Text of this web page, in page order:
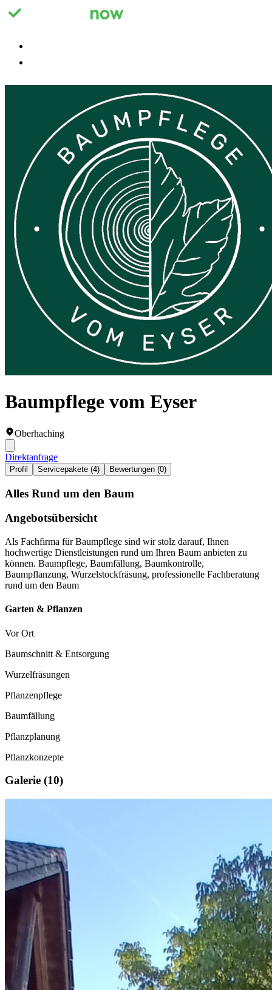
Baumpflege vom Eyser
Oberhaching
Direktanfrage
Profil Servicepakete (4) Bewertungen (0)
Alles Rund um den Baum
Angebotsübersicht
Als Fachfirma für Baumpflege sind wir stolz darauf, Ihnen
hochwertige Dienstleistungen rund um Ihren Baum anbieten zu
können. Baumpflege, Baumfällung, Baumkontrolle,
Baumpflanzung, Wurzelstockfräsung, professionelle Fachberatung
rund um den Baum
Garten & Pflanzen
Vor Ort
Baumschnitt & Entsorgung
Wurzelfräsungen
Pflanzenpflege
Baumfällung
Pflanzplanung
Pflanzkonzepte
Galerie (10)